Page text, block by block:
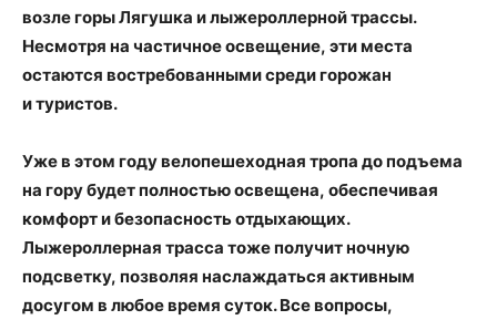
возле горы Лягушка и лыжероллерной трассы.
Несмотря на частичное освещение, эти места
остаются востребованными среди горожан
и туристов.
Уже в этом году велопешеходная тропа до подъема
на гору будет полностью освещена, обеспечивая
комфорт и безопасность отдыхающих.
Лыжероллерная трасса тоже получит ночную
подсветку, позволяя наслаждаться активным
досугом в любое время суток. Все вопросы,